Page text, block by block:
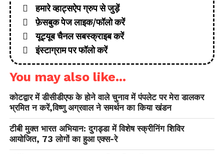
हमारे व्हाट्सऐप ग्रुप से जुड़ें
फ़ेसबुक पेज लाइक/फॉलो करें
यूट्यूब चैनल सबस्क्राइब करें
इंस्टाग्राम पर फॉलो करें
You may also like...
कोटद्वार में डीसीडीएफ के होने वाले चुनाव में पंपलेट पर मेरा डालकर
भ्रमित न करें,विष्णु अग्रवाल ने समर्थन का किया खंडन
टीबी मुक्त भारत अभियान: दुगड्डा में विशेष स्क्रीनिंग शिविर
आयोजित, 73 लोगों का हुआ एक्स-रे